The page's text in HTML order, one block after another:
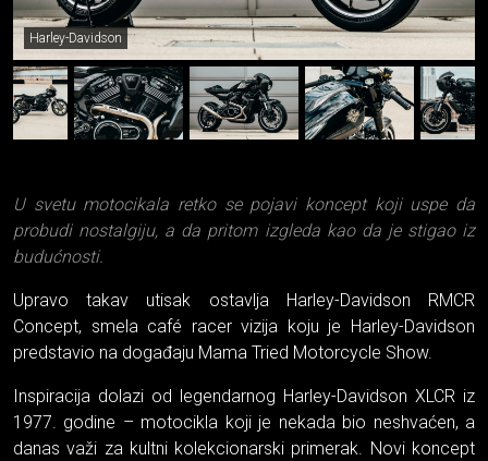
Harley-Davidson
U svetu motocikala retko se pojavi koncept koji uspe da
probudi nostalgiju, a da pritom izgleda kao da je stigao iz
budućnosti.
Upravo takav utisak ostavlja Harley-Davidson RMCR
Concept, smela café racer vizija koju je Harley-Davidson
predstavio na događaju Mama Tried Motorcycle Show.
Inspiracija dolazi od legendarnog Harley-Davidson XLCR iz
1977. godine – motocikla koji je nekada bio neshvaćen, a
danas važi za kultni kolekcionarski primerak. Novi koncept